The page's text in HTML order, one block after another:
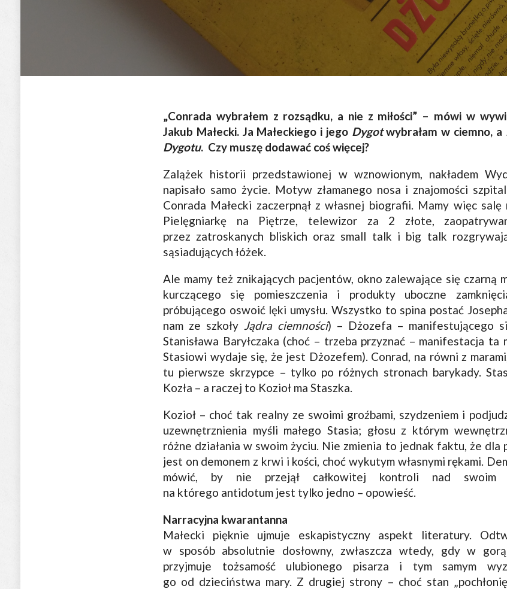
„Conrada wybrałem z rozsądku, a nie z miłości” – mówi w
Jakub Małecki. Ja Małeckiego i jego Dygotwybrałam w ciemno, a
Dygotu. Czy muszę dodawać coś więcej?
Zalążek historii przedstawionej w wznowionym, nakładem
napisało samo życie. Motyw złamanego nosa i znajomości
Conrada Małecki zaczerpnął z własnej biografii. Mamy więc
Pielęgniarkę na Piętrze, telewizor za 2 złote,
przez zatroskanych bliskich oraz small talk i big talk
sąsiadujących łóżek.
Ale mamy też znikających pacjentów, okno zalewające się czarną
kurczącego się pomieszczenia i produkty uboczne
próbującego oswoić lęki umysłu. Wszystko to spina postać
nam ze szkoły Jądra ciemności) – Dżozefa – manifestującego
Stanisława Baryłczaka (choć – trzeba przyznać – manifestacja
Stasiowi wydaje się, że jest Dżozefem). Conrad, na równi z
tu pierwsze skrzypce – tylko po różnych stronach barykady.
Kozła – a raczej to Kozioł ma Staszka.
Kozioł – choć tak realny ze swoimi groźbami, szydzeniem i
uzewnętrznienia myśli małego Stasia; głosu z którym
różne działania w swoim życiu. Nie zmienia to jednak faktu, że dla
jest on demonem z krwi i kości, choć wykutym własnymi rękami.
mówić, by nie przejął całkowitej kontroli nad swoim
na którego antidotum jest tylko jedno – opowieść.
Narracyjna kwarantanna
Małecki pięknie ujmuje eskapistyczny aspekt literatury.
w sposób absolutnie dosłowny, zwłaszcza wtedy, gdy w
przyjmuje tożsamość ulubionego pisarza i tym samym
go od dzieciństwa mary. Z drugiej strony – choć stan